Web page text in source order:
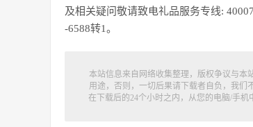
及相关疑问敬请致电礼品服务专线:
-6588转1。
本站信息来自网络收集整理，版权争议与本
用途，否则，一切后果请下载者自负，我们
在下载后的24个小时之内，从您的电脑/手